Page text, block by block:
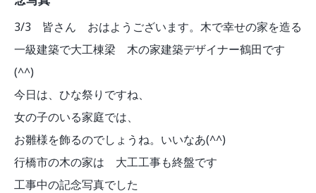
3/3 皆さん おはようございます。木で幸せの家を造る
一級建築で大工棟梁 木の家建築デザイナー鶴田です
(^^)
今日は、ひな祭りですね、
女の子のいる家庭では、
お雛様を飾るのでしょうね。いいなあ(^^)
行橋市の木の家は 大工工事も終盤です
工事中の記念写真でした